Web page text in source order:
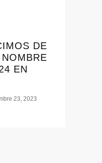
DE
EN
23, 2023